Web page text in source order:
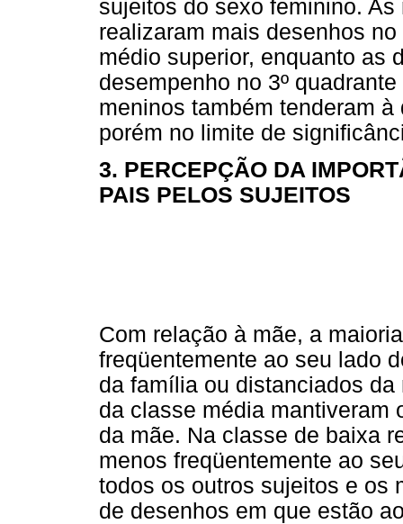
sujeitos do sexo feminino.
realizaram mais desenhos
médio superior, enquanto as
desempenho no 3º
meninos também tenderam
porém no limite de
3. PERCEPÇÃO DA
PAIS PELOS SUJEITOS
Com relação à mãe, a
freqüentemente ao seu lado
da família ou distanciados
da classe média mantiveram
da mãe. Na classe de baixa
menos freqüentemente ao
todos os outros sujeitos e os
de desenhos em que estão